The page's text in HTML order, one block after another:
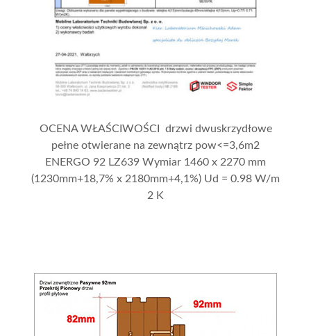
OCENA WŁAŚCIWOŚCI drzwi dwuskrzydłowe
pełne otwierane na zewnątrz pow<=3,6m2
ENERGO 92 LZ639 Wymiar 1460 x 2270 mm
(1230mm+18,7% x 2180mm+4,1%) Ud = 0.98 W/m
2 K